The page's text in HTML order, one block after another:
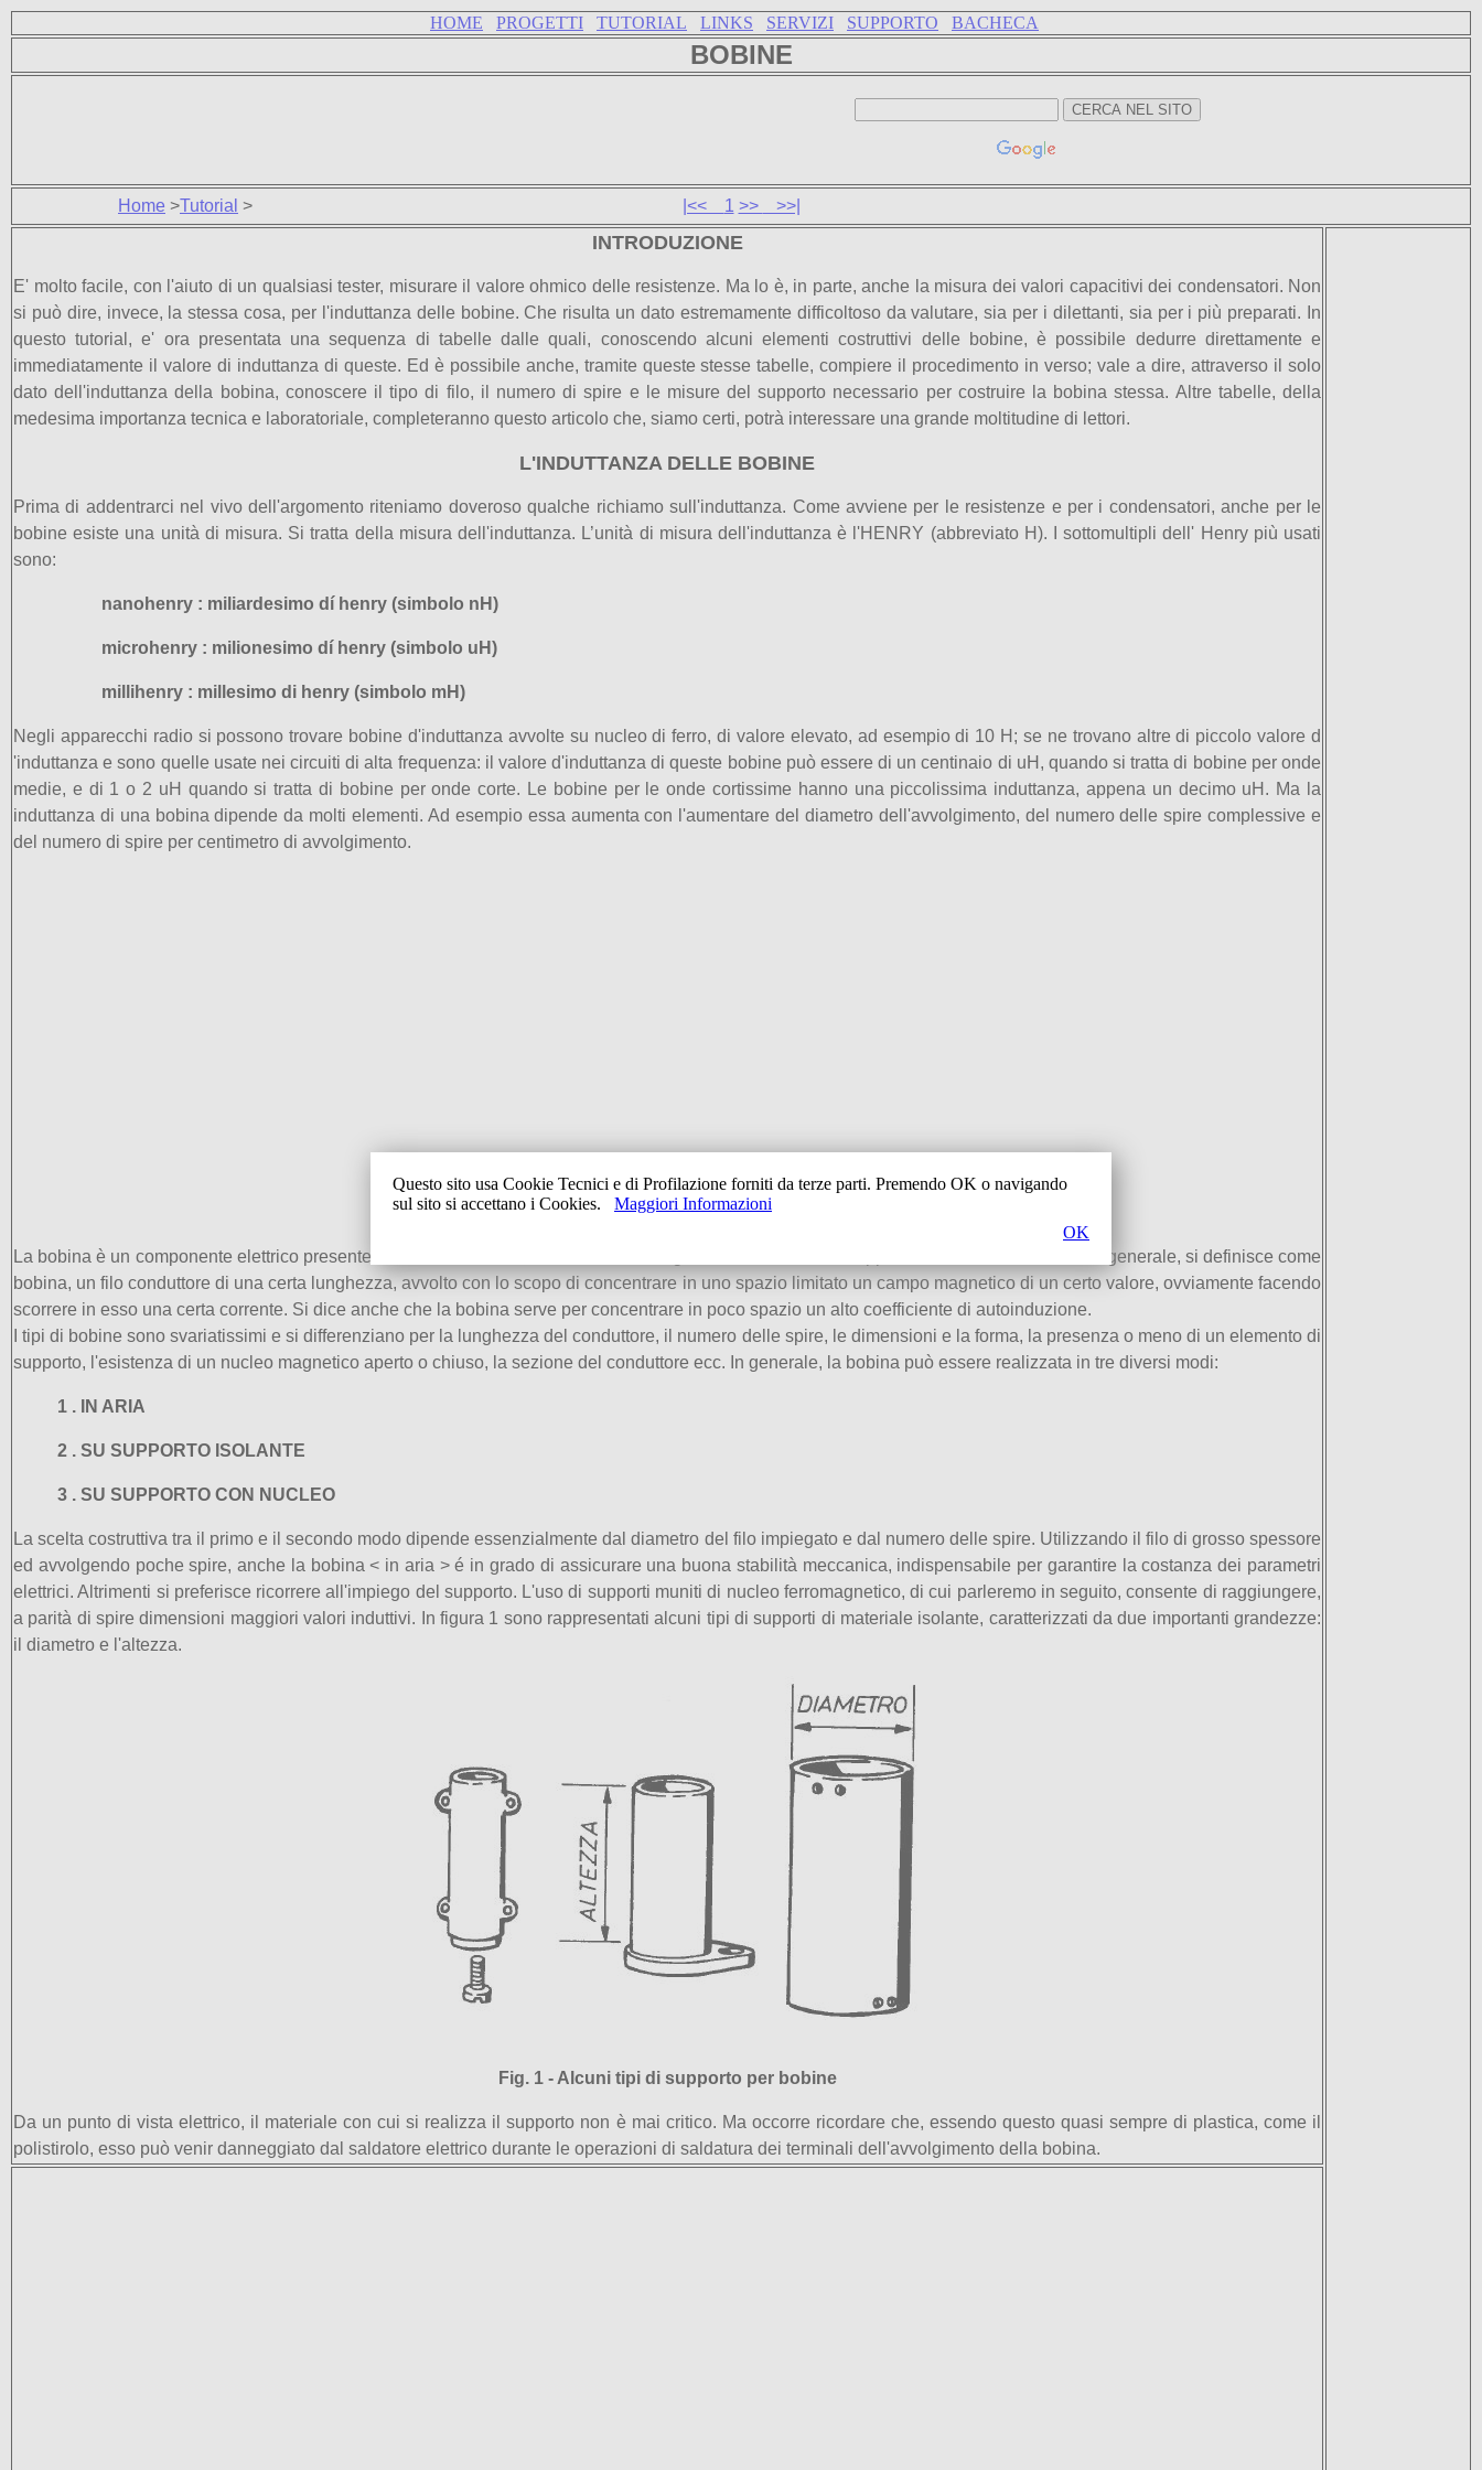
HOME PROGETTI TUTORIAL LINKS SERVIZI SUPPORTO BACHECA
BOBINE
Home >Tutorial > |<< 1 >> >>|
INTRODUZIONE
E' molto facile, con l'aiuto di un qualsiasi tester, misurare il valore ohmico delle resistenze. Ma lo è, in parte, anche la misura dei valori capacitivi dei condensatori. Non
si può dire, invece, la stessa cosa, per l'induttanza delle bobine. Che risulta un dato estremamente difficoltoso da valutare, sia per i dilettanti, sia per i più preparati.
In
questo tutorial , e' ora presentata una sequenza di tabelle dalle quali, conoscendo alcuni elementi costruttivi delle bobine, è possibile dedurre direttamente e
immediatamente il valore di induttanza di queste. Ed è possibile anche, tramite queste stesse tabelle, compiere il procedimento in verso; vale a dire, attraverso il solo
dato dell'induttanza della bobina, conoscere il tipo di filo, il numero di spire e le misure del supporto necessario per costruire la bobina stessa. Altre tabelle, della
medesima importanza tecnica e laboratoriale, completeranno questo articolo che, siamo certi, potrà interessare una grande moltitudine di lettori.
L'INDUTTANZA DELLE BOBINE
Prima di addentrarci nel vivo dell'argomento riteniamo doveroso qualche richiamo sull'induttanza. Come avviene per le resistenze e per i condensatori, anche per le
bobine esiste una unità di misura. Si tratta della misura dell'induttanza. L’unità di misura dell'induttanza è l'HENRY (abbreviato H). I sottomultipli dell' Henry più usati
sono:
nanohenry : miliardesimo dí henry (simbolo nH)
microhenry : milionesimo dí henry (simbolo uH)
millihenry : millesimo di henry (simbolo mH)
Negli apparecchi radio si possono trovare bobine d'induttanza avvolte su nucleo di ferro, di valore elevato, ad esempio di 10 H; se ne trovano altre di piccolo valore d
'induttanza e sono quelle usate nei circuiti di alta frequenza: il valore d'induttanza di queste bobine può essere di un centinaio di uH, quando si tratta di bobine per onde
medie, e di 1 o 2 uH quando si tratta di bobine per onde corte. Le bobine per le onde cortissime hanno una piccolissima induttanza, appena un decimo uH. Ma la
induttanza di una bobina dipende da molti elementi. Ad esempio essa aumenta con l'aumentare del diametro dell'avvolgimento, del numero delle spire complessive e
del numero di spire per centimetro di avvolgimento.
IL SUPPORTO
La bobina è un componente elettrico presente nei ricevitori radio, nei trasmettitori, negli oscillatori e in molte apparecchiature elettroniche. In generale, si definisce come
bobina, un filo conduttore di una certa lunghezza, avvolto con lo scopo di concentrare in uno spazio limitato un campo magnetico di un certo valore, ovviamente facendo
scorrere in esso una certa corrente. Si dice anche che la bobina serve per concentrare in poco spazio un alto coefficiente di autoinduzione.
I tipi di bobine sono svariatissimi e si differenziano per la lunghezza del conduttore, il numero delle spire, le dimensioni e la forma, la presenza o meno di un elemento di
supporto, l'esistenza di un nucleo magnetico aperto o chiuso, la sezione del conduttore ecc. In generale, la bobina può essere realizzata in tre diversi modi:
1 . IN ARIA
2 . SU SUPPORTO ISOLANTE
3 . SU SUPPORTO CON NUCLEO
La scelta costruttiva tra il primo e il secondo modo dipende essenzialmente dal diametro del filo impiegato e dal numero delle spire. Utilizzando il filo di grosso spessore
ed avvolgendo poche spire, anche la bobina < in aria >é in grado di assicurare una buona stabilità meccanica, indispensabile per garantire la costanza dei parametri
elettrici. Altrimenti si preferisce ricorrere all'impiego del supporto. L'uso di supporti muniti di nucleo ferromagnetico, di cui parleremo in seguito, consente di raggiungere,
a parità di spire dimensioni maggiori valori induttivi. In figura 1 sono rappresentati alcuni tipi di supporti di materiale isolante, caratterizzati da due importanti grandezze:
il diametro e l'altezza.
Fig. 1 - Alcuni tipi di supporto per bobine
Da un punto di vista elettrico, il materiale con cui si realizza il supporto non è mai critico. Ma occorre ricordare che, essendo questo quasi sempre di plastica, come il
polistirolo, esso può venir danneggiato dal saldatore elettrico durante le operazioni di saldatura dei terminali dell'avvolgimento della bobina.
Questo sito usa Cookie Tecnici e di Profilazione forniti da terze parti. Premendo OK o navigando
sul sito si accettano i Cookies.
Maggiori Informazioni
OK